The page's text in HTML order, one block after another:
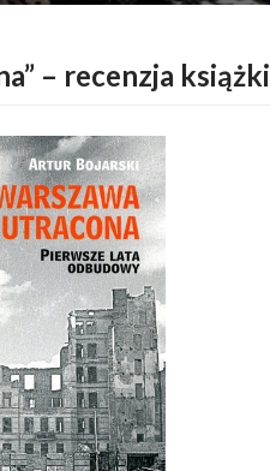
– recenzja książki